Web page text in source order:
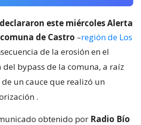
este miércoles Alerta
de Castro –región de Los
de la erosión en el
del bypass de la comuna, a raíz
un cauce que realizó un
.
obtenido por Radio Bío